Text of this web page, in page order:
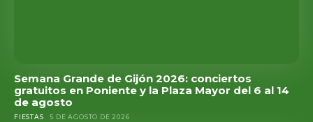
Semana Grande de Gijón 2026: conciertos
gratuitos en Poniente y la Plaza Mayor del 6 al 14
de agosto
FIESTAS 5 DE AGOSTO DE 2026